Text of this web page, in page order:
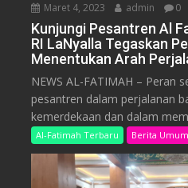
Maret 4, 2023 admin 0
Kunjungi Pesantren Al
RI LaNyalla Tegaskan
Menentukan Arah
NEWS AL-FATIMAH – Peran
pesantren dalam perjalanan
kemerdekaan dan dalam
Al-Fatimah Terbaru Berita Umum